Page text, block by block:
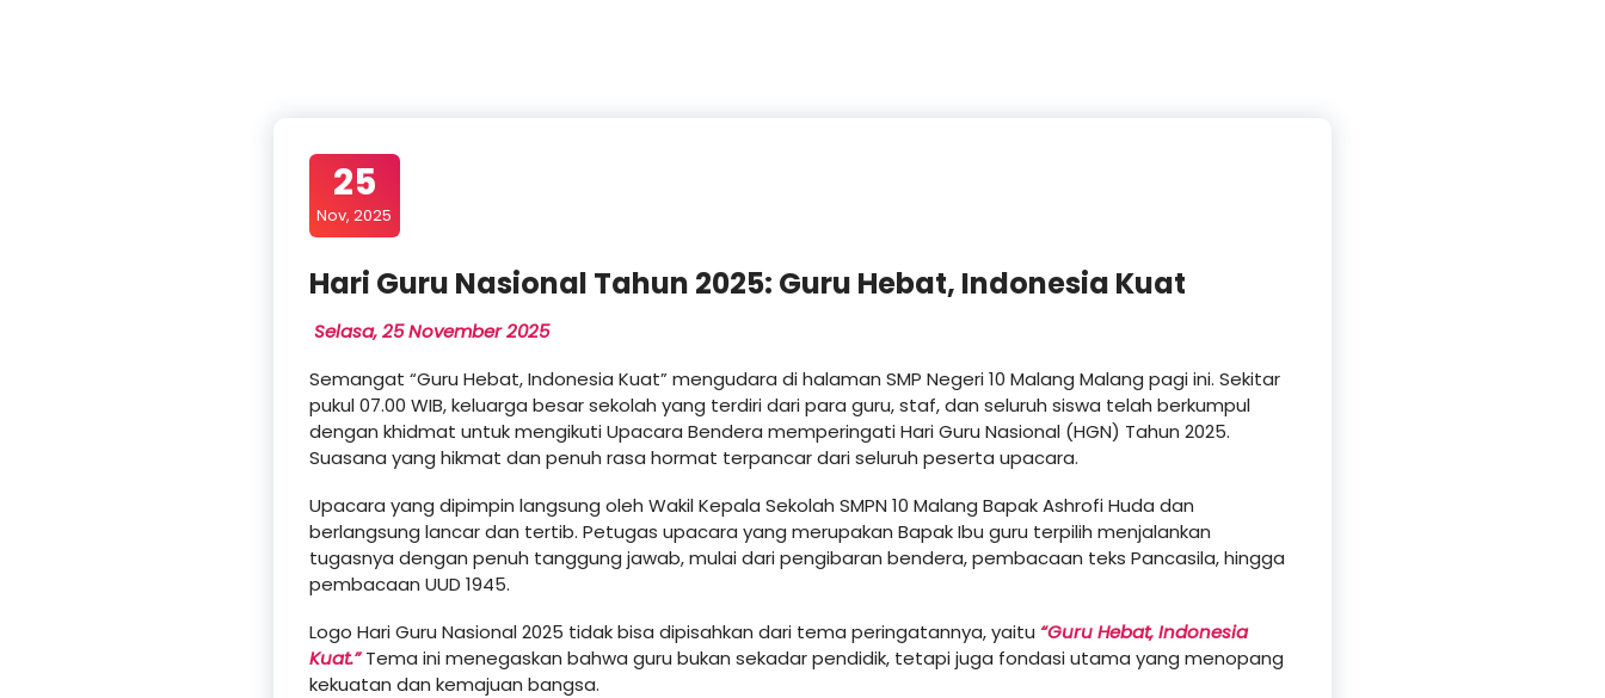
25
Nov, 2025
Hari Guru Nasional Tahun 2025: Guru Hebat, Indonesia Kuat
Selasa, 25 November 2025
Semangat “Guru Hebat, Indonesia Kuat” mengudara di halaman SMP Negeri 10 Malang Malang pagi ini. Sekitar
pukul 07.00 WIB, keluarga besar sekolah yang terdiri dari para guru, staf, dan seluruh siswa telah berkumpul
dengan khidmat untuk mengikuti Upacara Bendera memperingati Hari Guru Nasional (HGN) Tahun 2025.
Suasana yang hikmat dan penuh rasa hormat terpancar dari seluruh peserta upacara.
Upacara yang dipimpin langsung oleh Wakil Kepala Sekolah SMPN 10 Malang Bapak Ashrofi Huda dan
berlangsung lancar dan tertib. Petugas upacara yang merupakan Bapak Ibu guru terpilih menjalankan
tugasnya dengan penuh tanggung jawab, mulai dari pengibaran bendera, pembacaan teks Pancasila, hingga
pembacaan UUD 1945.
Logo Hari Guru Nasional 2025 tidak bisa dipisahkan dari tema peringatannya, yaitu “Guru Hebat, Indonesia
Kuat.”Tema ini menegaskan bahwa guru bukan sekadar pendidik, tetapi juga fondasi utama yang menopang
kekuatan dan kemajuan bangsa.